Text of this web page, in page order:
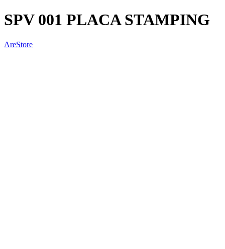
SPV 001 PLACA STAMPING
AreStore